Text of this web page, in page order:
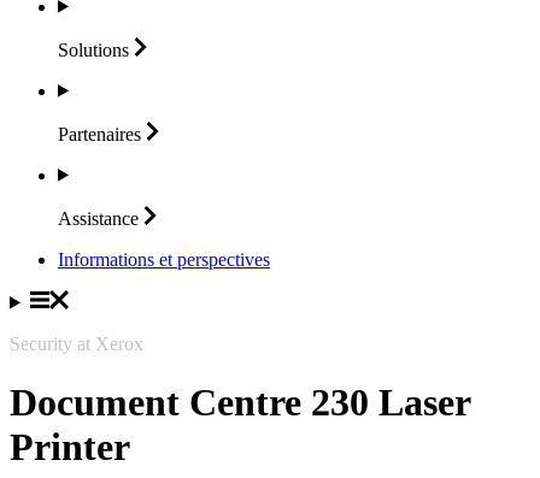
Solutions
Partenaires
Assistance
Informations et perspectives
Security at Xerox
Document Centre 230 Laser
Printer